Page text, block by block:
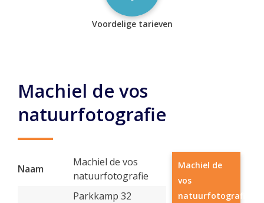
Voordelige tarieven
Machiel de vos
natuurfotografie
Naam
Machiel de vos
natuurfotografie
Parkkamp 32
Machiel de
vos
natuurfotografie